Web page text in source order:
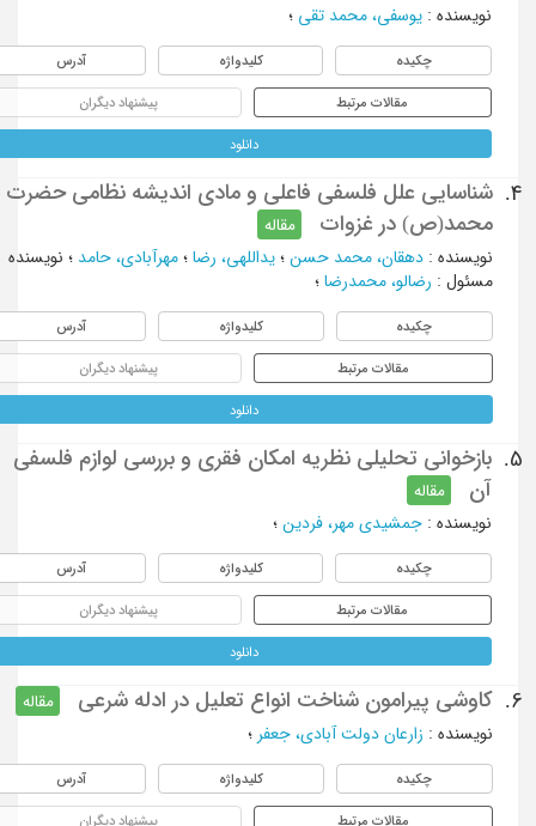
نویسنده: یوسفی، محمد تقی ؛
چکیده کلیدواژه آدرس
مقالات مرتبط پیشنهاد دیگران
دانلود
4.
شناسایی علل فلسفی فاعلی و مادی اندیشه نظامی حضرت
محمد(ص) در غزوات
مقاله
نویسنده: دهقان، محمد حسن؛ یداللهی، رضا؛ مهرآبادی، حامد؛ نویسنده
مسئول : رضالو، محمدرضا؛
چکیده کلیدواژه آدرس
مقالات مرتبط پیشنهاد دیگران
دانلود
5.
بازخوانی تحلیلی نظریه امکان فقری و بررسی لوازم فلسفی
آن
مقاله
نویسنده: جمشیدی مهر، فردین؛
چکیده کلیدواژه آدرس
مقالات مرتبط پیشنهاد دیگران
دانلود
6. کاوشی پیرامون شناخت انواع تعلیل در ادله شرعی
مقاله
نویسنده: زارعان دولت آبادی، جعفر؛
چکیده کلیدواژه آدرس
مقالات مرتبط پیشنهاد دیگران